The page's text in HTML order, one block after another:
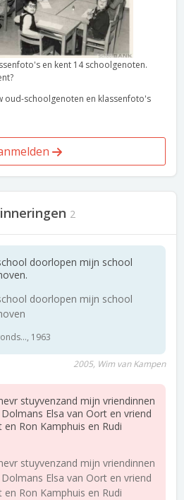
en kent 14 schoolgenoten.
oud-schoolgenoten en klassenfoto's
2
doorlopen mijn school
doorlopen mijn school
1963
2005, Wim van Kampen
stuyvenzand mijn vriendinnen
Elsa van Oort en vriend
Ron Kamphuis en Rudi
stuyvenzand mijn vriendinnen
Elsa van Oort en vriend
Ron Kamphuis en Rudi